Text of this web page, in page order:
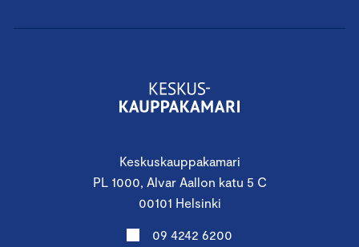
Keskuskauppakamari
PL 1000, Alvar Aallon katu 5 C
00101 Helsinki
09 4242 6200